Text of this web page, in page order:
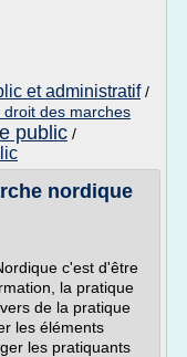
et administratif/
des marches
public /
nordique
c'est d'être
la pratique
de la pratique
les éléments
les pratiquants